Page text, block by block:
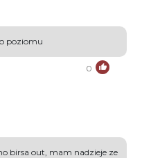
poziomu
0
birsa out, mam nadzieje ze